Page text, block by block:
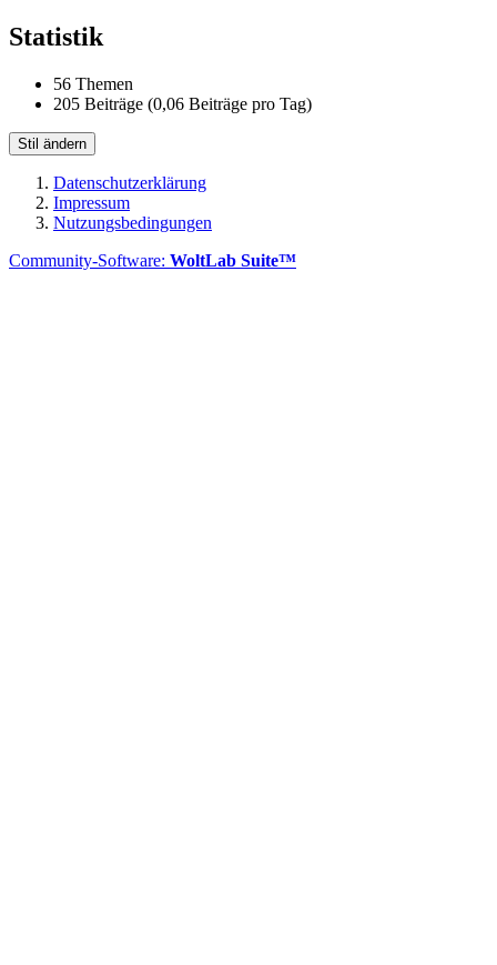
Statistik
56 Themen
205 Beiträge (0,06 Beiträge pro Tag)
Stil ändern
Datenschutzerklärung
Impressum
Nutzungsbedingungen
Community-Software: WoltLab Suite™